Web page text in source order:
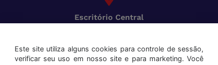
Escritório Central
Cred
Este site utiliza alguns cookies para controle de sessão,
verificar seu uso em nosso site e para marketing. Você